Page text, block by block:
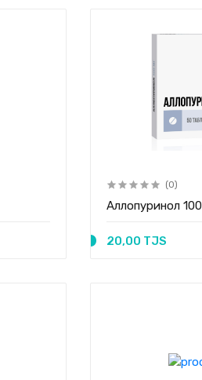
(0)
Аллопуринол
20,00 TJS